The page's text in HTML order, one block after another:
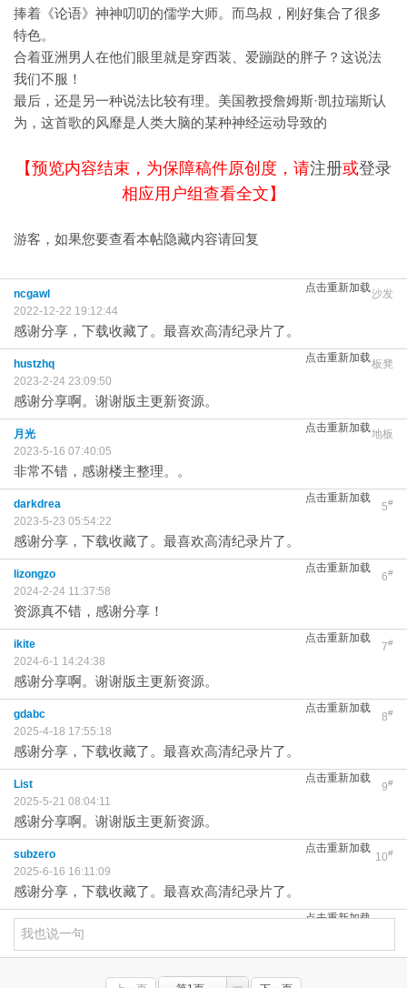
捧着《论语》神神叨叨的儒学大师。而鸟叔，刚好集合了很多
特色。
合着亚洲男人在他们眼里就是穿西装、爱蹦跶的胖子？这说法
我们不服！
最后，还是另一种说法比较有理。美国教授詹姆斯·凯拉瑞斯认
为，这首歌的风靡是人类大脑的某种神经运动导致的
【预览内容结束，为保障稿件原创度，请注册或登录
相应用户组查看全文】
游客，如果您要查看本帖隐藏内容请回复
点击重新加载沙发
ncgawl
2022-12-22 19:12:44
感谢分享，下载收藏了。最喜欢高清纪录片了。
点击重新加载板凳
hustzhq
2023-2-24 23:09:50
感谢分享啊。谢谢版主更新资源。
点击重新加载地板
月光
2023-5-16 07:40:05
非常不错，感谢楼主整理。。
点击重新加载
5#
darkdrea
2023-5-23 05:54:22
感谢分享，下载收藏了。最喜欢高清纪录片了。
点击重新加载
6#
lizongzo
2024-2-24 11:37:58
资源真不错，感谢分享！
点击重新加载
7#
ikite
2024-6-1 14:24:38
感谢分享啊。谢谢版主更新资源。
点击重新加载
8#
gdabc
2025-4-18 17:55:18
感谢分享，下载收藏了。最喜欢高清纪录片了。
点击重新加载
9#
List
2025-5-21 08:04:11
感谢分享啊。谢谢版主更新资源。
点击重新加载
10#
subzero
2025-6-16 16:11:09
感谢分享，下载收藏了。最喜欢高清纪录片了。
点击重新加载